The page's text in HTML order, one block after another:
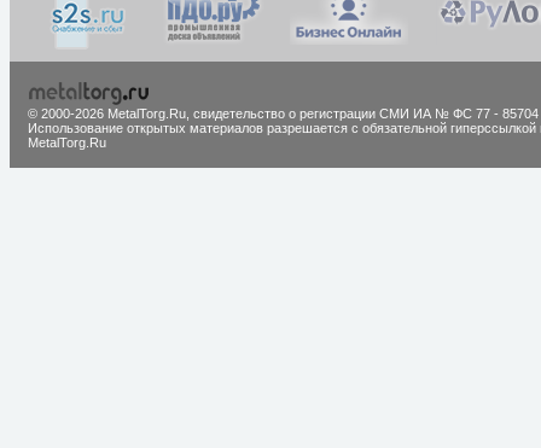
© 2000-2026 MetalTorg.Ru, cвидетельство о регистрации СМИ ИА № ФС 77 - 85704
Использование открытых материалов разрешается с обязательной гиперссылкой
MetalTorg.Ru